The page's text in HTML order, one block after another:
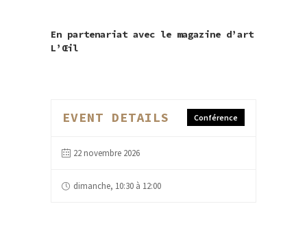
En partenariat avec le magazine d’art
L’Œil
Conférence
EVENT DETAILS
22 novembre 2026
dimanche, 10:30 à 12:00